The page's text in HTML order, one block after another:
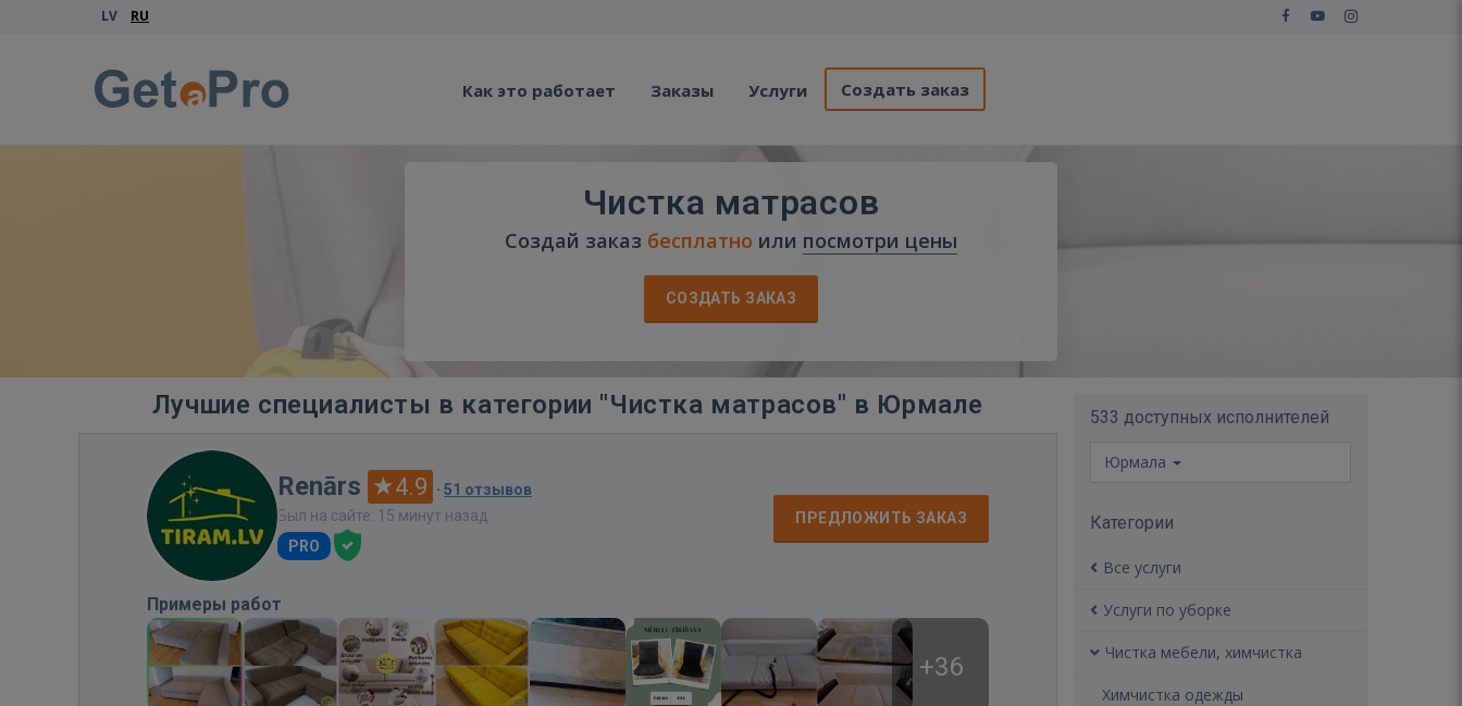
LV RU
Как это работает Заказы Услуги Создать заказ
Чистка матрасов
Создай заказ бесплатно или посмотри цены
СОЗДАТЬ ЗАКАЗ
Лучшие специалисты в категории "Чистка матрасов" в Юрмале
Renārs 4.9 · 51 отзывов
Был на сайте: 15 минут назад
PRO
ПРЕДЛОЖИТЬ ЗАКАЗ
Примеры работ
+36
533 доступных исполнителей
Юрмала
Категории
Все услуги
Услуги по уборке
Чистка мебели, химчистка
Химчистка одежды